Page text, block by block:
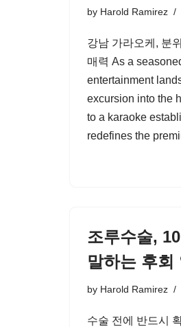
by Harold Ramirez
강남 가라오케, 분
매력 As a
entertainment
excursion into the
to a karaoke
redefines the
조루수술,
말하는 후회
by Harold Ramirez
수술 전에 반드시